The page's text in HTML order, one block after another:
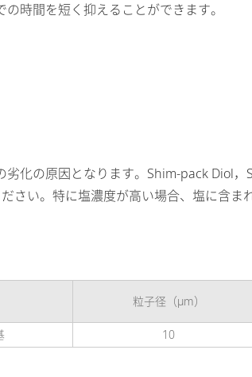
時間を短く抑えることができます。
化の原因となります。Shim-pack Diol
い。特に塩濃度が高い場合、塩に含ま
粒子径（μm）
10